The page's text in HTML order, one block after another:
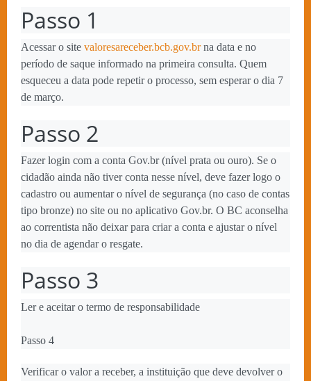
Passo 1
Acessar o site valoresareceber.bcb.gov.brna data e no
período de saque informado na primeira consulta. Quem
esqueceu a data pode repetir o processo, sem esperar o dia 7
de março.
Passo 2
Fazer login com a conta Gov.br (nível prata ou ouro). Se o
cidadão ainda não tiver conta nesse nível, deve fazer logo o
cadastro ou aumentar o nível de segurança (no caso de contas
tipo bronze) no site ou no aplicativo Gov.br. O BC aconselha
ao correntista não deixar para criar a conta e ajustar o nível
no dia de agendar o resgate.
Passo 3
Ler e aceitar o termo de responsabilidade
Passo 4
Verificar o valor a receber, a instituição que deve devolver o